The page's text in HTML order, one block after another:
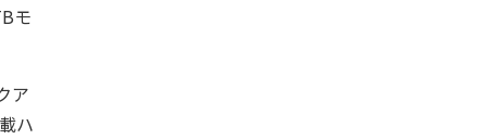
モ
ア
ハ